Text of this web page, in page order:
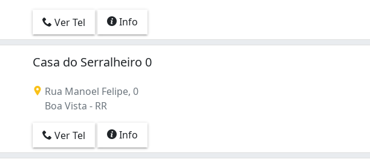
Ver Tel Info
Casa do Serralheiro 0
Rua Manoel Felipe, 0
Boa Vista - RR
Ver Tel Info